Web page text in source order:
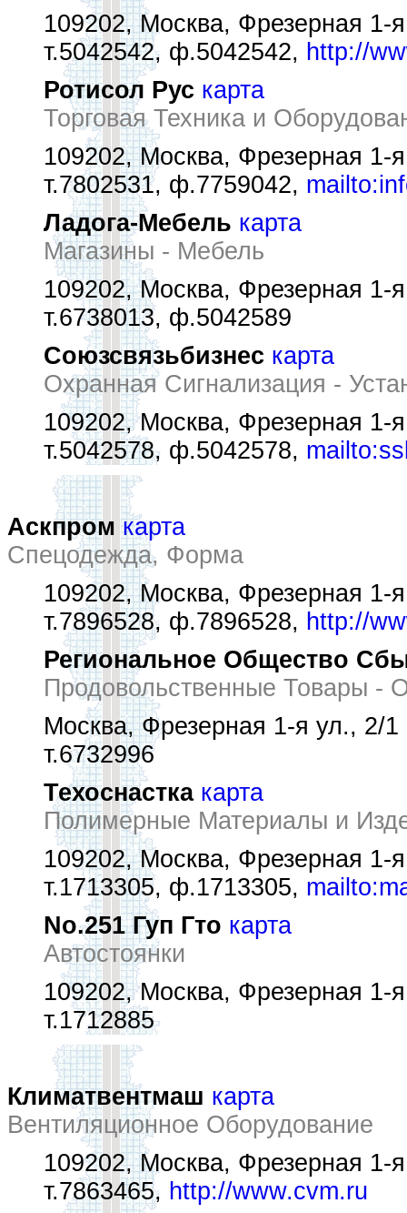
109202, Москва, Фрезерная 1-
т.5042542, ф.5042542, http://
Ротисол Рус карта
Торговая Техника и
109202, Москва, Фрезерная 1-
т.7802531, ф.7759042,
Ладога-Мебель карта
Магазины - Мебель
109202, Москва, Фрезерная 1-
т.6738013, ф.5042589
Союзсвязьбизнес карта
Охранная Сигнализация -
109202, Москва, Фрезерная 1-
т.5042578, ф.5042578,
Аскпром карта
Спецодежда, Форма
109202, Москва, Фрезерная 1-
т.7896528, ф.7896528, http://
Региональное Общество
Продовольственные Товары -
Москва, Фрезерная 1-я ул., 2/1
т.6732996
Техоснастка карта
Полимерные Материалы и
109202, Москва, Фрезерная 1-
т.1713305, ф.1713305,
No.251 Гуп Гто карта
Автостоянки
109202, Москва, Фрезерная 1-
т.1712885
Климатвентмаш карта
Вентиляционное Оборудование
109202, Москва, Фрезерная 1-
т.7863465, http://www.cvm.ru